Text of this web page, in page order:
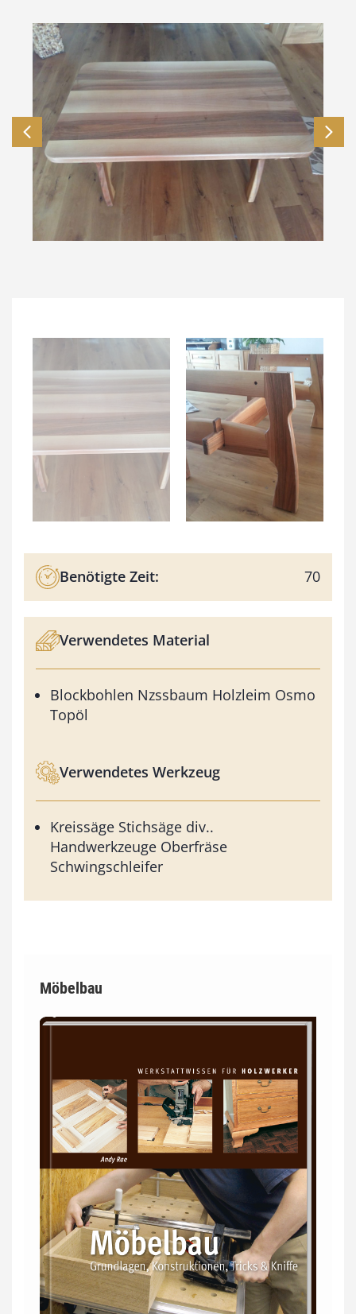
Benötigte Zeit: 70
Verwendetes Material
Blockbohlen Nzssbaum Holzleim Osmo
Topöl
Verwendetes Werkzeug
Kreissäge Stichsäge div..
Handwerkzeuge Oberfräse
Schwingschleifer
Möbelbau